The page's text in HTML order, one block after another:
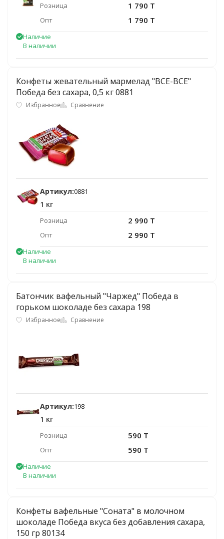
Розница
1 790 T
Опт 1 790 T
Наличие
В наличии
Конфеты жевательный мармелад "ВСЕ-ВСЕ"
Победа без сахара, 0,5 кг 0881
Избранное Сравнение
Артикул:0881
1 кг
Розница 2 990 T
Опт 2 990 T
Наличие
В наличии
Батончик вафельный "Чаржед" Победа в
горьком шоколаде без сахара 198
Избранное Сравнение
Артикул:198
1 кг
Розница 590 T
Опт 590 T
Наличие
В наличии
Конфеты вафельные "Соната" в молочном
шоколаде Победа вкуса без добавления сахара,
150 гр 80134